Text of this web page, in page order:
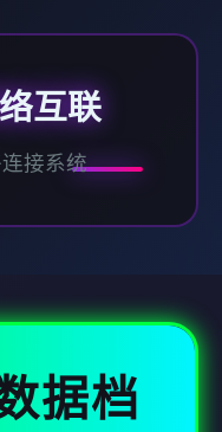
互联
接系统
据档